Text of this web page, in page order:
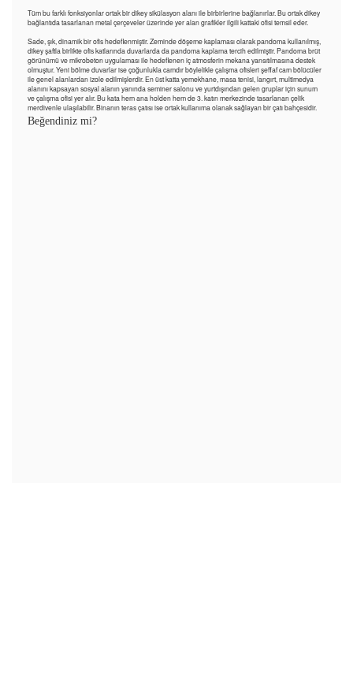
Tüm bu farklı fonksiyonlar ortak bir dikey sikülasyon alanı ile birbirlerine bağlanırlar. Bu ortak dikey
bağlantıda tasarlanan metal çerçeveler üzerinde yer alan grafikler ilgili kattaki ofisi temsil eder.
Sade, şık, dinamik bir ofis hedeflenmiştir. Zeminde döşeme kaplaması olarak pandoma kullanılmış,
dikey şaftla birlikte ofis katlarında duvarlarda da pandoma kaplama tercih edilmiştir. Pandoma brüt
görünümü ve mikrobeton uygulaması ile hedeflenen iç atmosferin mekana yansıtılmasına destek
olmuştur. Yeni bölme duvarlar ise çoğunlukla camdır böylelikle çalışma ofisleri şeffaf cam bölücüler
ile genel alanlardan izole edilmişlerdir. En üst katta yemekhane, masa tenisi, langırt, multimedya
alanını kapsayan sosyal alanın yanında seminer salonu ve yurtdışından gelen gruplar için sunum
ve çalışma ofisi yer alır. Bu kata hem ana holden hem de 3. katın merkezinde tasarlanan çelik
merdivenle ulaşılabilir. Binanın teras çatısı ise ortak kullanıma olanak sağlayan bir çatı bahçesidir.
Beğendiniz mi?